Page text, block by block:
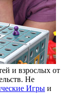
и взрослых от
Не
Игры и